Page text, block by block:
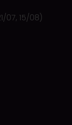
07, 15/08)